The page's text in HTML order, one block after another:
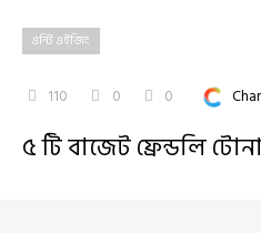
এন্টি এইজিং
110 0 0
৫ টি বাজেট ফ্রেন্ডলি